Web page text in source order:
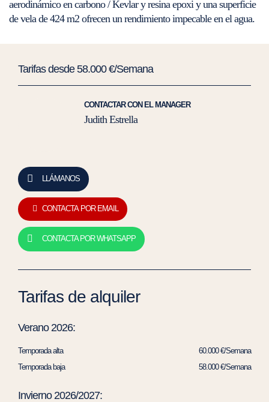
aerodinámico en carbono / Kevlar y resina epoxi y una superficie
de vela de 424 m2 ofrecen un rendimiento impecable en el agua.
Tarifas desde 58.000 €/Semana
CONTACTAR CON EL MANAGER
Judith Estrella
LLÁMANOS
CONTACTA POR EMAIL
CONTACTA POR WHATSAPP
Tarifas de alquiler
Verano 2026:
Temporada alta
60.000 €/Semana
Temporada baja
58.000 €/Semana
Invierno 2026/2027: